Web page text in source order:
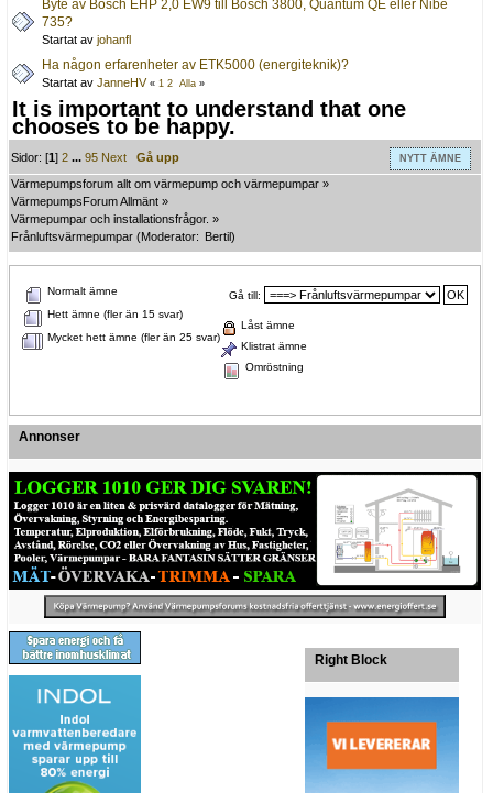
Byte av Bosch EHP 2,0 EW9 till Bosch 3800, Quantum QE eller Nibe
735?
Startat av johanfl
Ha någon erfarenheter av ETK5000 (energiteknik)?
Startat av JanneHV « 1 2 Alla »
It is important to understand that one
chooses to be happy.
NYTT ÄMNE
Sidor: [1]2 ...95 Next
Gå upp
Värmepumpsforum allt om värmepump och värmepumpar »
VärmepumpsForum Allmänt »
Värmepumpar och installationsfrågor. »
Frånluftsvärmepumpar (Moderator: Bertil)
Gå till:
Normalt ämne
Hett ämne (fler än 15 svar)
Mycket hett ämne (fler än 25 svar)
Låst ämne
Klistrat ämne
Omröstning
Annonser
Right Block